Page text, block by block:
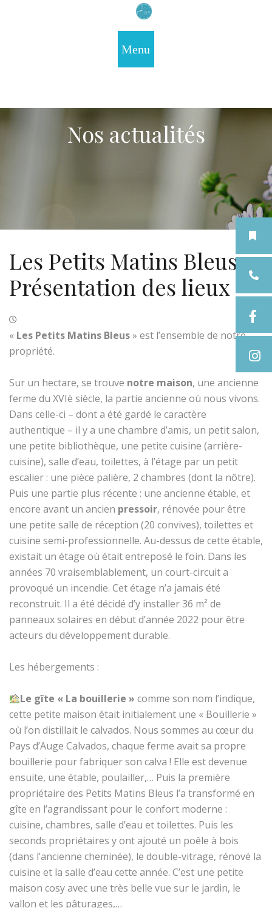
Nos actualités
Les Petits Matins Bleus
Présentation des lieux
« Les Petits Matins Bleus» est l’ensemble de notre
propriété.
Sur un hectare, se trouve notre maison, une ancienne
ferme du XVIè siècle, la partie ancienne où nous vivons.
Dans celle-ci – dont a été gardé le caractère
authentique – il y a une chambre d’amis, un petit salon,
une petite bibliothèque, une petite cuisine (arrière-
cuisine), salle d’eau, toilettes, à l’étage par un petit
escalier : une pièce palière, 2 chambres (dont la nôtre).
Puis une partie plus récente : une ancienne étable, et
encore avant un ancien pressoir, rénovée pour être
une petite salle de réception (20 convives), toilettes et
cuisine semi-professionnelle. Au-dessus de cette étable,
existait un étage où était entreposé le foin. Dans les
années 70 vraisemblablement, un court-circuit a
provoqué un incendie. Cet étage n’a jamais été
reconstruit. Il a été décidé d’y installer 36 m² de
panneaux solaires en début d’année 2022 pour être
acteurs du développement durable.
Les hébergements :
Le gîte « La bouillerie » comme son nom l’indique,
cette petite maison était initialement une « Bouillerie »
où l’on distillait le calvados. Nous sommes au cœur du
Pays d’Auge Calvados, chaque ferme avait sa propre
bouillerie pour fabriquer son calva ! Elle est devenue
ensuite, une étable, poulailler,… Puis la première
propriétaire des Petits Matins Bleus l’a transformé en
gîte en l’agrandissant pour le confort moderne :
cuisine, chambres, salle d’eau et toilettes. Puis les
seconds propriétaires y ont ajouté un poêle à bois
(dans l’ancienne cheminée), le double-vitrage, rénové la
cuisine et la salle d’eau cette année. C’est une petite
maison cosy avec une très belle vue sur le jardin, le
vallon et les pâturages,…